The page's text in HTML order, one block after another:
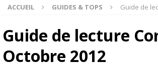
ACCUEIL GUIDES & TOPS Guide de
Guide de lecture
Octobre 2012